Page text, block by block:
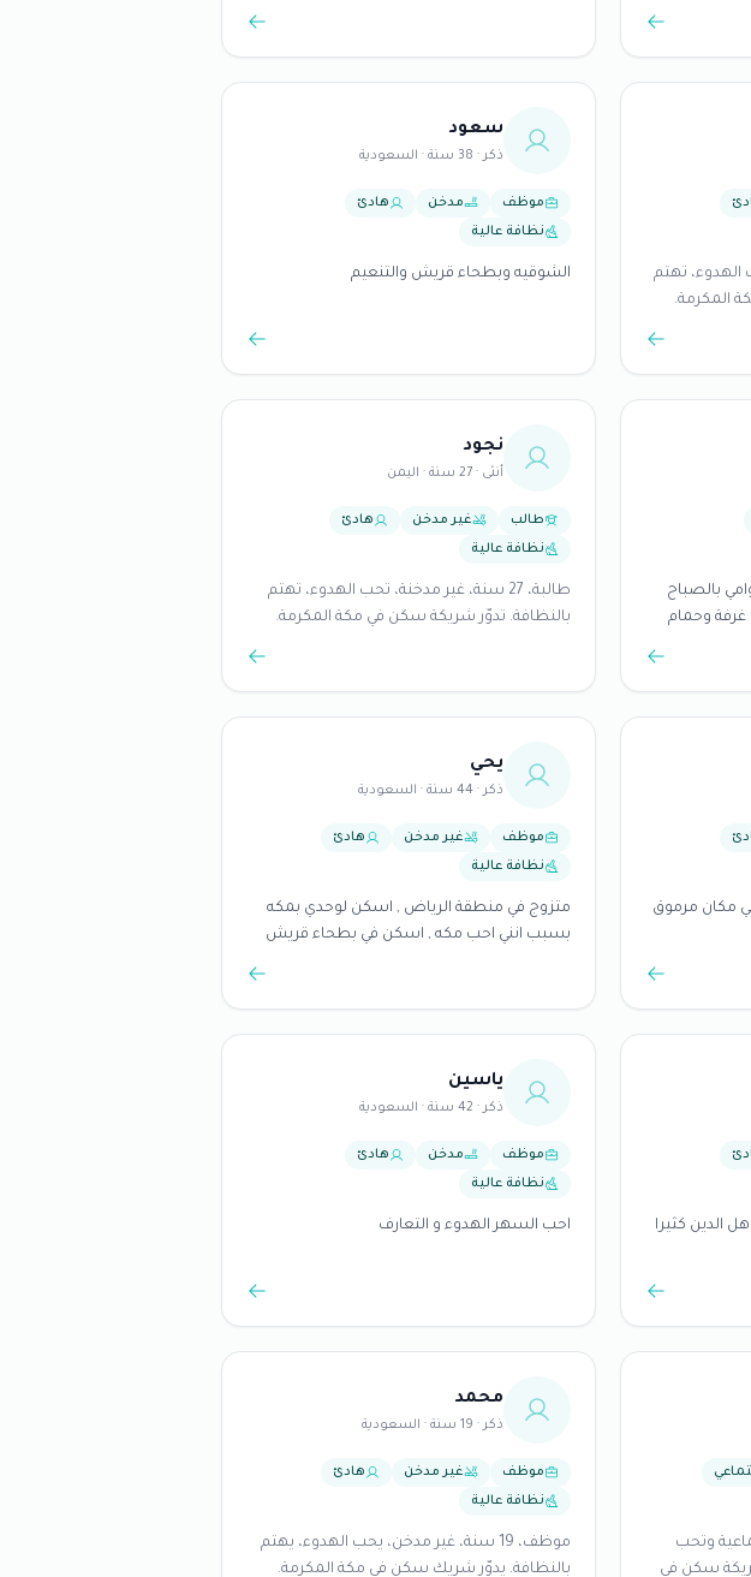
تحب الهدوء، تهتم
المكرمة.
سعود
ذكر · 38 سنة · السعودية
موظف مدخن
هادئ
نظافة عالية
الشوقيه وبطحاء قريش والتنعيم
بالصباح
وحمام
نجود
أنثى · 27 سنة · اليمن
طالب غير مدخن
هادئ
نظافة عالية
طالبة، 27 سنة، غير مدخنة، تحب الهدوء، تهتم
بالنظافة. تدوّر شريكة سكن في مكة المكرمة.
مكان مرموق
يحي
ذكر · 44 سنة · السعودية
موظف غير مدخن
هادئ
نظافة عالية
متزوج في منطقة الرياض , اسكن لوحدي بمكه
بسبب انني احب مكه , اسكن في بطحاء قريش
بما يغضب الله ان شاء الله
الدين كثيرا
ياسين
ذكر · 42 سنة · السعودية
موظف مدخن
هادئ
نظافة عالية
احب السهر الهدوء و التعارف
وتحب
سكن في
محمد
ذكر · 19 سنة · السعودية
موظف غير مدخن
هادئ
نظافة عالية
موظف، 19 سنة، غير مدخن، يحب الهدوء، يهتم
بالنظافة. يدوّر شريك سكن في مكة المكرمة.